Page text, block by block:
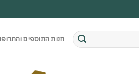
חנות התוספים